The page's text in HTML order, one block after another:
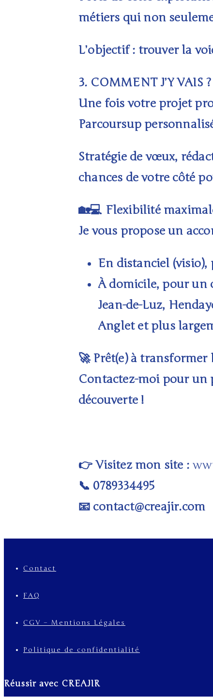
métiers qui non
L’objectif: trouver la
3. COMMENT J’Y VAIS ?
Une fois votre projet
Parcoursup
Stratégie de vœux,
chances de votre côté
🏡💻 Flexibilité
Je vous propose un
En distanciel (visio),
À domicile, pour un
Jean-de-Luz,
Angletet plus
🚀 Prêt(e) à
Contactez-moi pour un
découverte !
👉Visitez mon site :
📞 0789334495
📧 contact@creajir.com
Contact
FAQ
CGV – Mentions Légales
Politique de confidentialité
Réussir avec CREAJIR